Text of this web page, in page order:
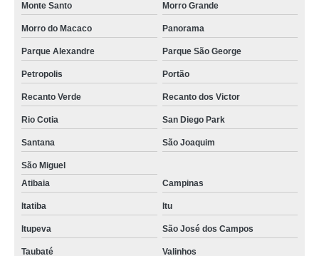
Monte Santo Morro Grande
Morro do Macaco Panorama
Parque Alexandre Parque São George
Petropolis Portão
Recanto Verde Recanto dos Victor
Rio Cotia San Diego Park
Santana São Joaquim
São Miguel
Atibaia
Campinas
Itatiba Itu
Itupeva São José dos Campos
Taubaté Valinhos